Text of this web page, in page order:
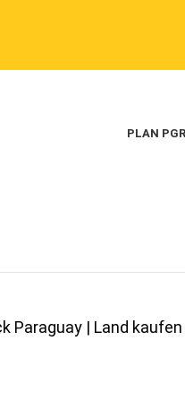
PLAN P
Paraguay | Land